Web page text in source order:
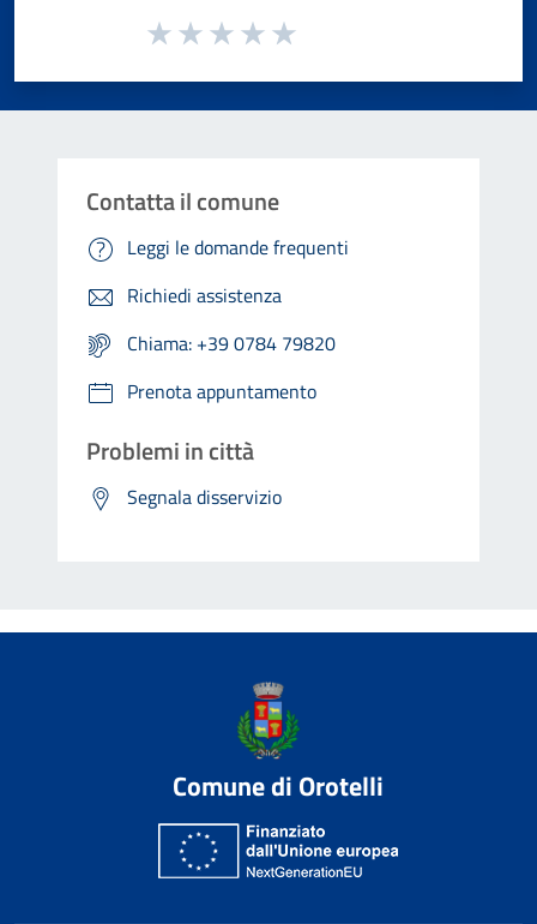
Valuta da 1 a 5 stelle la pagina
Contatta il comune
Leggi le domande frequenti
Richiedi assistenza
Chiama: +39 0784 79820
Prenota appuntamento
Problemi in città
Segnala disservizio
Comune di Orotelli